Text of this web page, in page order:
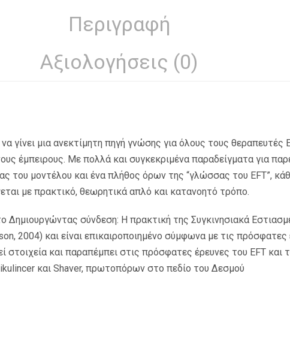
Περιγραφή
Αξιολογήσεις (0)
γίνει μια ανεκτίμητη πηγή γνώσης για όλους τους θεραπευτές
έμπειρους. Με πολλά και συγκεκριμένα παραδείγματα για
του μοντέλου και ένα πλήθος όρων της “γλώσσας του EFΤ”,
με πρακτικό, θεωρητικά απλό και κατανοητό τρόπο.
Δημιουργώντας σύνδεση: Η πρακτική της Συγκινησιακά
2004) και είναι επικαιροποιημένο σύμφωνα με τις πρόσφατες
στοιχεία και παραπέμπει στις πρόσφατες έρευνες του EFT
και Shaver, πρωτοπόρων στο πεδίο του Δεσμού